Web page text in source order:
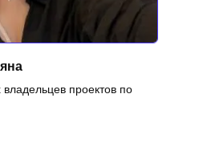
проектов по